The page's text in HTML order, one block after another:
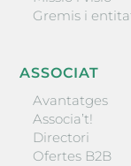
Gremis i
ASSOCIAT
Avantatges
Associa’t!
Directori
Ofertes B2B